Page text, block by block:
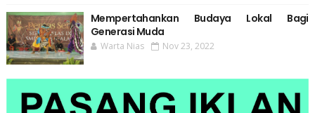
Mempertahankan Budaya Lokal Bagi
Generasi Muda
Warta Nias Nov 23, 2022